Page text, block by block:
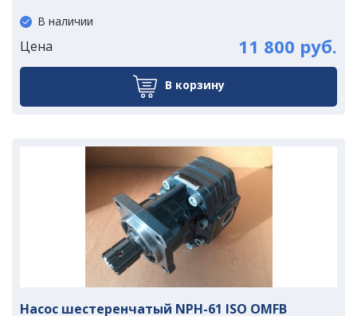
В наличии
Цена 11 800 руб.
В корзину
Насос шестеренчатый NPH-61 ISO OMFB